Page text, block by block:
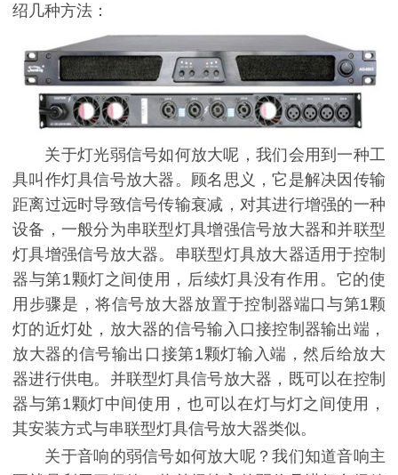
绍几种方法：
关于灯光弱信号如何放大呢，我们会用到一种工
具叫作灯具信号放大器。顾名思义，它是解决因传输
距离过远时导致信号传输衰减，对其进行增强的一种
设备，一般分为串联型灯具增强信号放大器和并联型
灯具增强信号放大器。串联型灯具放大器适用于控制
器与第1颗灯之间使用，后续灯具没有作用。它的使
用步骤是，将信号放大器放置于控制器端口与第1颗
灯的近灯处，放大器的信号输入口接控制器输出端，
放大器的信号输出口接第1颗灯输入端，然后给放大
器进行供电。并联型灯具信号放大器，既可以在控制
器与第1颗灯中间使用，也可以在灯与灯之间使用，
其安装方式与串联型灯具信号放大器类似。
关于音响的弱信号如何放大呢？我们知道音响主